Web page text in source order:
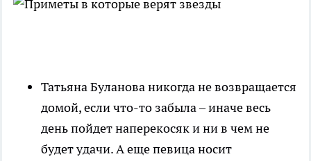
Татьяна Буланова никогда не возвращается
домой, если что-то забыла – иначе весь
день пойдет наперекосяк и ни в чем не
будет удачи. А еще певица носит